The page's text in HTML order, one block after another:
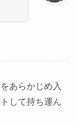
あらかじめ入
して持ち運ん